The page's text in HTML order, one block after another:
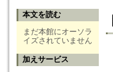
本文を読む
まだ本館にオーソラ
イズされていません
加えサービス